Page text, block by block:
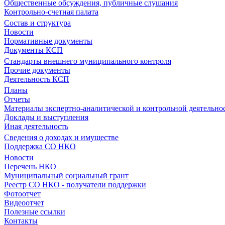
Общественные обсуждения, публичные слушания
Контрольно-счетная палата
Состав и структура
Новости
Нормативные документы
Документы КСП
Стандарты внешнего муниципального контроля
Прочие документы
Деятельность КСП
Планы
Отчеты
Материалы экспертно-аналитической и контрольной
Доклады и выступления
Иная деятельность
Сведения о доходах и имуществе
Поддержка СО НКО
Новости
Перечень НКО
Муниципальный социальный грант
Реестр СО НКО - получатели поддержки
Фотоотчет
Видеоотчет
Полезные ссылки
Контакты